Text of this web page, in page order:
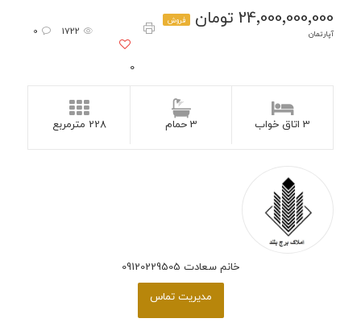
24٬000٬000٬000 تومان
فروش
آپارتمان
1722
0
228 مترمربع
خانم سعادت 09120229505
مدیریت تماس